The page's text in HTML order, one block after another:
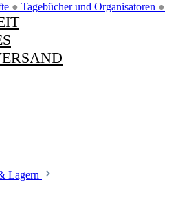
● Tagebücher und Organisatoren ●
Lagern